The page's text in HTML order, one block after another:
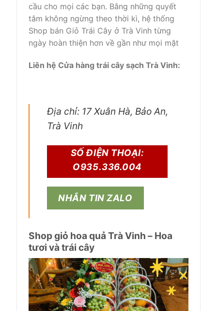
cầu cho mọi các bạn. Bằng những quyết
tâm không ngừng theo thời kì, hệ thống
Shop bán Giỏ Trái Cây ở Trà Vinh từng
ngày hoàn thiện hơn về gần nhưmọi mặt
Liên hệ Cửa hàng trái cây sạch Trà Vinh:
Địa chỉ: 17 Xuân Hà, Bảo An,
Trà Vinh
SỐ ĐIỆN THOẠI:
O935.336.004
NHẮN TIN ZALO
Shop giỏ hoa quả Trà Vinh – Hoa
tươi và trái cây